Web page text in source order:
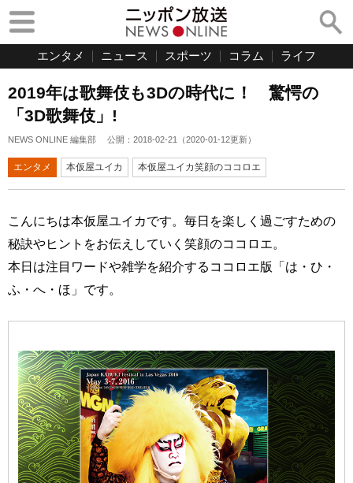
エンタメ ニュース スポーツ コラム ライフ
2019年は歌舞伎も3Dの時代に！ 驚愕の
「3D歌舞伎」!
NEWS ONLINE 編集部 公開： 2018-02-21 （2020-01-12更新）
エンタメ 本仮屋ユイカ 本仮屋ユイカ笑顔のココロエ
こんにちは本仮屋ユイカです。毎日を楽しく過ごすための
秘訣やヒントをお伝えしていく笑顔のココロエ。
本日は注目ワードや雑学を紹介するココロエ版「は・ひ・
ふ・へ・ほ」です。